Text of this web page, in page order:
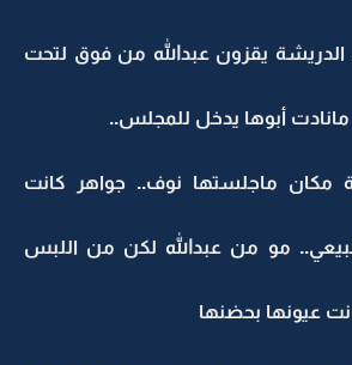
الدريشة يقزون عبدالله من فوق لتحت
أبوها يدخل للمجلس..
مكان ماجلستها نوف.. جواهر كانت
مو من عبدالله لكن من اللبس
عيونها بحضنها